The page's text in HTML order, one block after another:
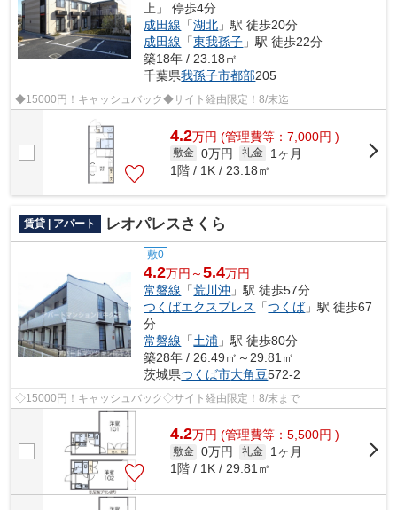
上」 停歩4分
成田線 「湖北 」駅 徒歩20分
成田線 「東我孫子 」駅 徒歩22分
築18年 / 23.18㎡
千葉県我孫子市都部205
◆15000円！キャッシュバック◆サイト経由限定！8/末迄
4.2万円 (管理費等：7,000円 )
敷金 0万円 礼金
1ヶ月
1階 / 1K / 23.18㎡
賃貸 | アパート レオパレスさくら
敷0
4.2万円～5.4万円
常磐線 「荒川沖 」駅 徒歩57分
つくばエクスプレス
「つくば」駅 徒歩67
分
常磐線 「土浦 」駅 徒歩80分
築28年 / 26.49㎡～29.81㎡
茨城県つくば市大角豆572-2
◇15000円！キャッシュバック◇サイト経由限定！8/末まで
4.2万円 (管理費等：5,500円 )
敷金 0万円 礼金
1ヶ月
1階 / 1K / 29.81㎡